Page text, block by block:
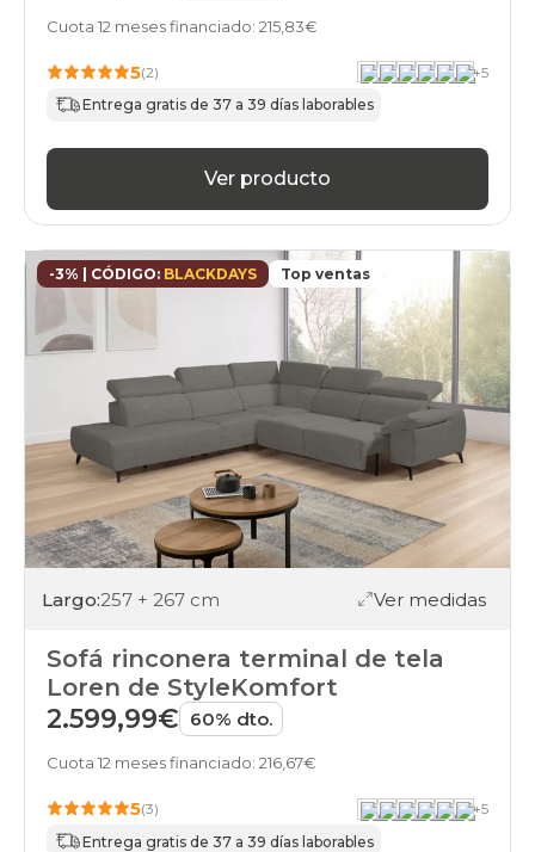
Cuota 12 meses financiado: 215,83€
5(2) +5
Entrega gratis de 37 a 39 días laborables
Ver producto
-3% | CÓDIGO: BLACKDAYS Top ventas
Largo:257 + 267 cm Ver medidas
Sofá rinconera terminal de tela
Loren de StyleKomfort
2.599,99€ 60% dto.
Cuota 12 meses financiado: 216,67€
5(3) +5
Entrega gratis de 37 a 39 días laborables